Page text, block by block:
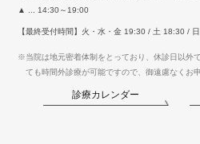
▲ ... 14:30～19:00
【最終受付時間】火・水・金 19:30 / 土 18:30 /
※当院は地元密着体制をとっており、休診日以外
ても時間外診療が可能ですので、御遠慮なくお
診療カレンダー